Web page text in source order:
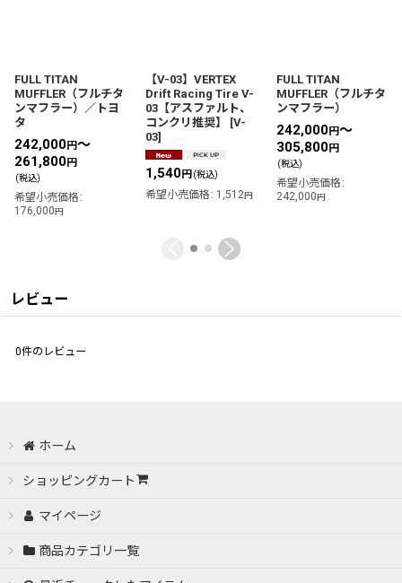
FULL TITAN
MUFFLER（フルチタ
ンマフラー）／トヨ
タ
242,000円～
261,800円
(税込)
希望小売価格 :
176,000円
【V-03】VERTEX
Drift Racing Tire V-
03【アスファルト、
コンクリ推奨】
[V-
03]
1,540円 (税込)
希望小売価格 : 1,512円
FULL TITAN
MUFFLER（フルチタ
ンマフラー）
242,000円～
305,800円
(税込)
希望小売価格 :
242,000円
レビュー
0件のレビュー
ホーム
ショッピングカート
マイページ
商品カテゴリ一覧